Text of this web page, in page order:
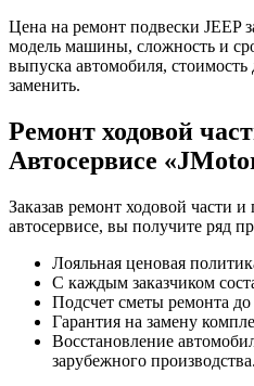
Цена на ремонт подвески JEEP
модель машины, сложность и
выпуска автомобиля,
заменить.
Ремонт ходовой
Автосервисе
Заказав ремонт ходовой части
автосервисе, вы получите ряд
Лояльная ценовая
С каждым заказчиком
Подсчет сметы ремонта до
Гарантия на замену
Восстановление
зарубежного производства.